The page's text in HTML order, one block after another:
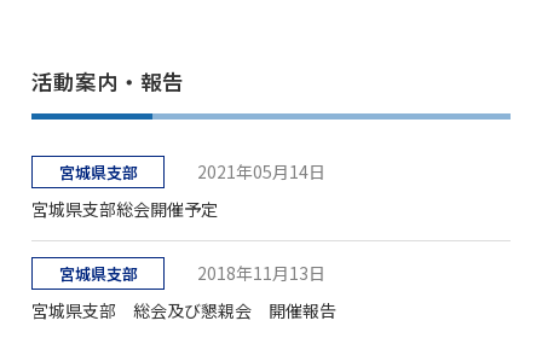
活動案内・報告
宮城県支部
2021年05月14日
宮城県支部総会開催予定
宮城県支部
2018年11月13日
宮城県支部 総会及び懇親会 開催報告